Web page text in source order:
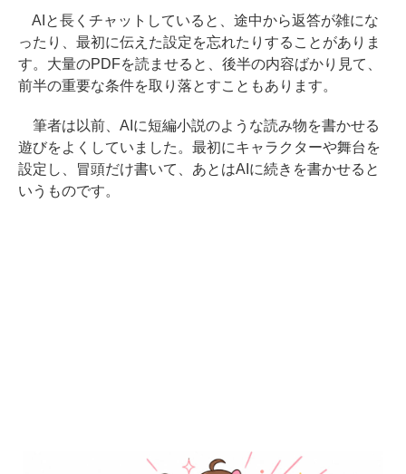
AIと長くチャットしていると、途中から返答が雑にな
ったり、最初に伝えた設定を忘れたりすることがありま
す。大量のPDFを読ませると、後半の内容ばかり見て、
前半の重要な条件を取り落とすこともあります。
筆者は以前、AIに短編小説のような読み物を書かせる
遊びをよくしていました。最初にキャラクターや舞台を
設定し、冒頭だけ書いて、あとはAIに続きを書かせると
いうものです。